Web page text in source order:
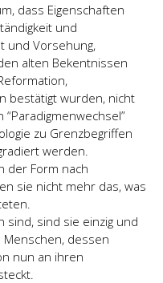
dass Eigenschaften
und
und Vorsehung,
alten Bekentnissen
bestätigt wurden, nicht
zu Grenzbegriffen
werden.
der Form nach
sie nicht mehr das, was
sind, sind sie einzig und
Menschen, dessen
nun an ihren